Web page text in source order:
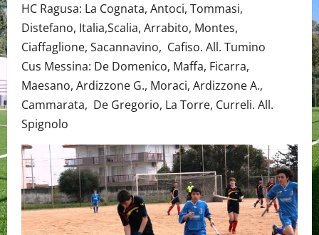
HC Ragusa: La Cognata, Antoci, Tommasi,
Distefano, Italia,Scalia, Arrabito, Montes,
Ciaffaglione, Sacannavino, Cafiso. All. Tumino
Cus Messina: De Domenico, Maffa, Ficarra,
Maesano, Ardizzone G., Moraci, Ardizzone A.,
Cammarata, De Gregorio, La Torre, Curreli. All.
Spignolo